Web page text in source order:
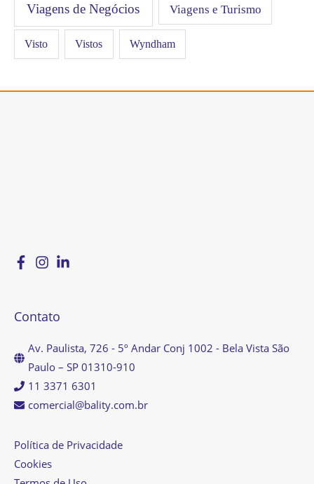
Viagens de Negócios Viagens e Turismo
Visto Vistos Wyndham
Contato
Av. Paulista, 726 - 5º Andar Conj 1002 - Bela Vista São
Paulo – SP 01310-910
11 3371 6301
comercial@bality.com.br
Política de Privacidade
Cookies